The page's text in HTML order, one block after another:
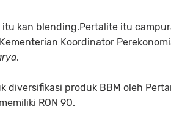
itu kan blending.Pertalite itu
Koordinator
.
diversifikasi produk BBM oleh
RON 9O.